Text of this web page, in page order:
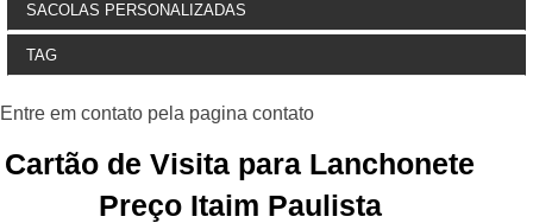
SACOLAS PERSONALIZADAS
TAG
Cartão de Visita para Lanchonete
Preço Itaim Paulista